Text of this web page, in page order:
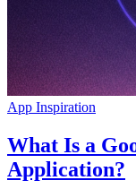
App Inspiration
What Is a
Application?